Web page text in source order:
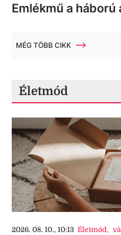
Emlékmű a
MÉG TÖBB CIKK
Életmód
2026. 08. 10., 10:13 Életmód,